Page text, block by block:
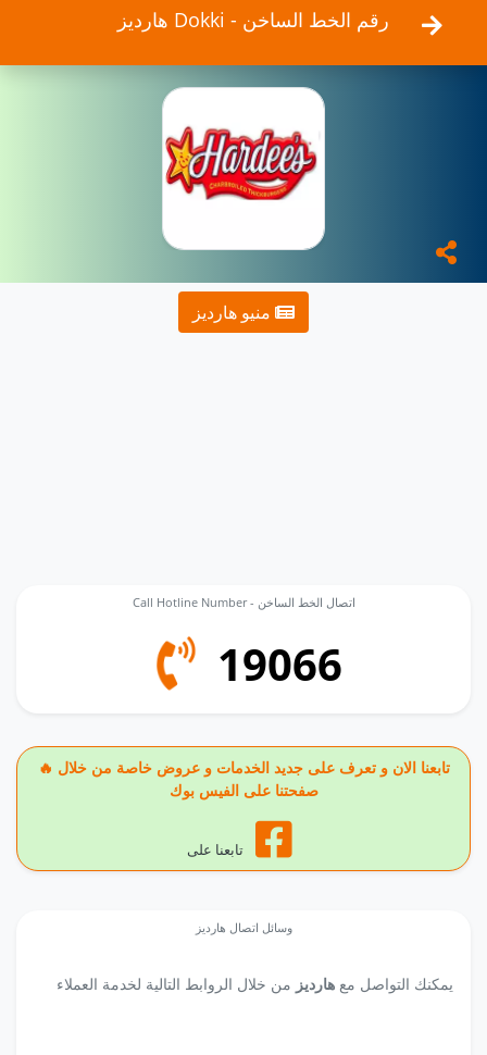
هارديز Dokki - رقم الخط الساخن
Call Hotline Number - اتصال الخط الساخن
19066
🔥 تابعنا الان و تعرف على جديد الخدمات و عروض خاصة من خلال
صفحتنا على الفيس بوك
تابعنا على
وسائل اتصال هارديز
يمكنك التواصل مع هارديز من خلال الروابط التالية لخدمة العملاء